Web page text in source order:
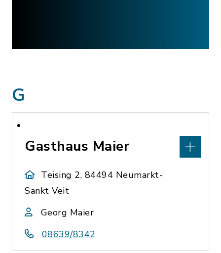
G
Gasthaus Maier
Teising 2, 84494 Neumarkt-
Sankt Veit
Georg Maier
08639/8342